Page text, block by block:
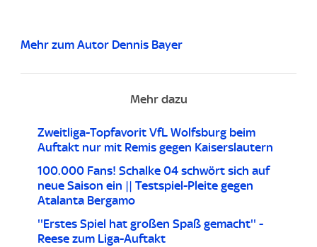
Mehr zum Autor Dennis Bayer
Mehr dazu
Zweitliga-Topfavorit VfL Wolfsburg beim
Auftakt nur mit Remis gegen Kaiserslautern
100.000 Fans! Schalke 04 schwört sich auf
neue Saison ein || Testspiel-Pleite gegen
Atalanta Bergamo
''Erstes Spiel hat großen Spaß gemacht'' -
Reese zum Liga-Auftakt